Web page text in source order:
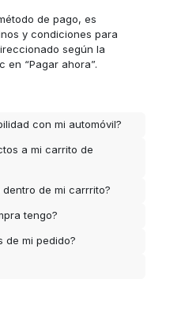
de pago, es
y condiciones para
según la
en “Pagar ahora”.
con mi automóvil?
a mi carrito de
de mi carrrito?
tengo?
de mi pedido?